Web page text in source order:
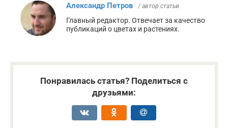
Александр Петров / автор статьи
Главный редактор. Отвечает за качество
публикаций о цветах и растениях.
Понравилась статья? Поделиться с
друзьями: